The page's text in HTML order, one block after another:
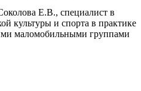
Е.В., специалист в
культуры и спорта в практике
маломобильными группами